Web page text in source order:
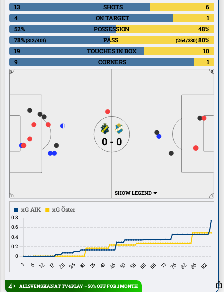
13
SHOTS
6
4
ON TARGET
1
52%
POSSESSION
48%
78%(312/401) PASS (264/330)80%
19
TOUCHES IN BOX
10
9
CORNERS 1
8
1
0
1
0 - 0
SHOW LEGEND
ALLSVENSKAN AT TV4 PLAY – 50% OFF FOR 1 MONTH